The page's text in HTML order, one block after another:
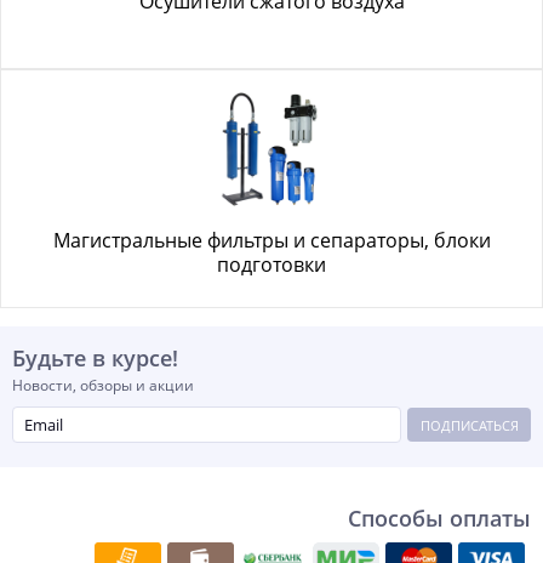
Магистральные фильтры и сепараторы, блоки
подготовки
Будьте в курсе!
Новости, обзоры и акции
ПОДПИСАТЬСЯ
Способы оплаты